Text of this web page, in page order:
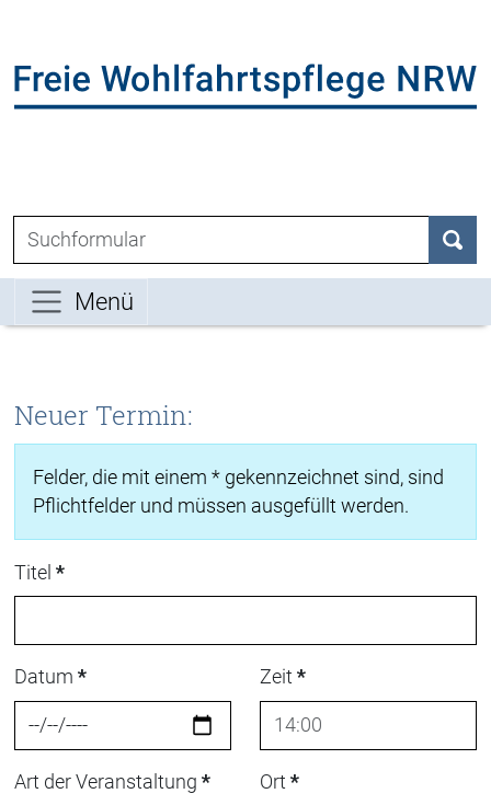
Suchen nach:
Menü
Neuer Termin:
Felder, die mit einem * gekennzeichnet sind, sind
Pflichtfelder und müssen ausgefüllt werden.
Titel *
Datum * Zeit *
Art der Veranstaltung * Ort *